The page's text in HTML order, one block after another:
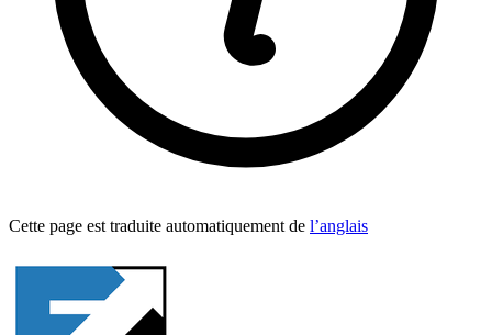
Cette page est traduite automa­tique­ment de l’anglais